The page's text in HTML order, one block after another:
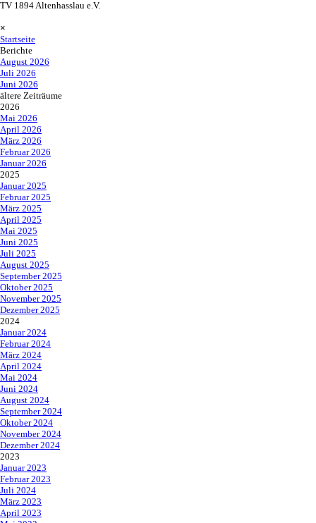
Direkt zum Seiteninhalt
TV 1894 Altenhasslau e.V.
×
Startseite
Berichte
August 2026
Juli 2026
Juni 2026
ältere Zeiträume
2026
Mai 2026
April 2026
März 2026
Februar 2026
Januar 2026
2025
Januar 2025
Februar 2025
März 2025
April 2025
Mai 2025
Juni 2025
Juli 2025
August 2025
September 2025
Oktober 2025
November 2025
Dezember 2025
2024
Januar 2024
Februar 2024
März 2024
April 2024
Mai 2024
Juni 2024
August 2024
September 2024
Oktober 2024
November 2024
Dezember 2024
2023
Januar 2023
Februar 2023
Juli 2024
März 2023
April 2023